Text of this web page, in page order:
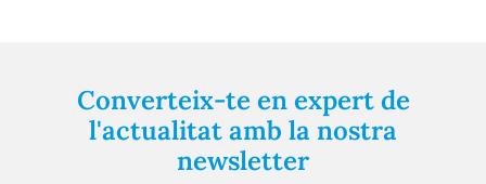
Converteix-te en expert de
l'actualitat amb la nostra
newsletter